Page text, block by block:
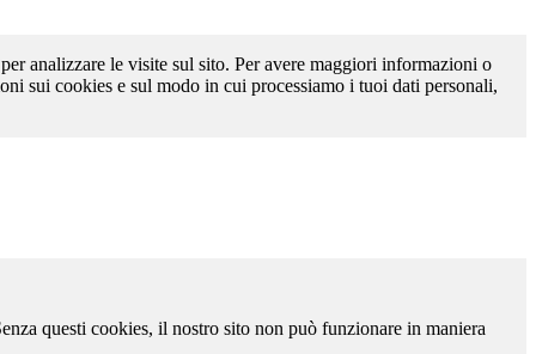
analizzare le visite sul sito. Per avere maggiori informazioni o
sui cookies e sul modo in cui processiamo i tuoi dati personali,
questi cookies, il nostro sito non può funzionare in maniera